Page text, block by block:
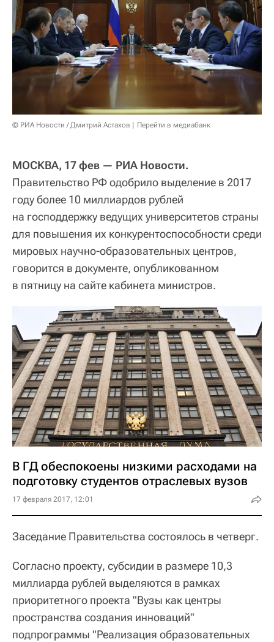
© РИА Новости / Дмитрий Астахов Перейти в медиабанк
МОСКВА, 17 фев — РИА Новости.
Правительство РФ одобрило выделение в 2017
году более 10 миллиардов рублей
на господдержку ведущих университетов страны
для повышения их конкурентоспособности среди
мировых научно-образовательных центров,
говорится в документе, опубликованном
в пятницу на сайте кабинета министров.
В ГД обеспокоены низкими расходами на
подготовку студентов отраслевых вузов
17 февраля 2017, 12:01
Заседание Правительства состоялось в четверг.
Согласно проекту, субсидии в размере 10,3
миллиарда рублей выделяются в рамках
приоритетного проекта "Вузы как центры
пространства создания инноваций"
подпрограммы "Реализация образовательных